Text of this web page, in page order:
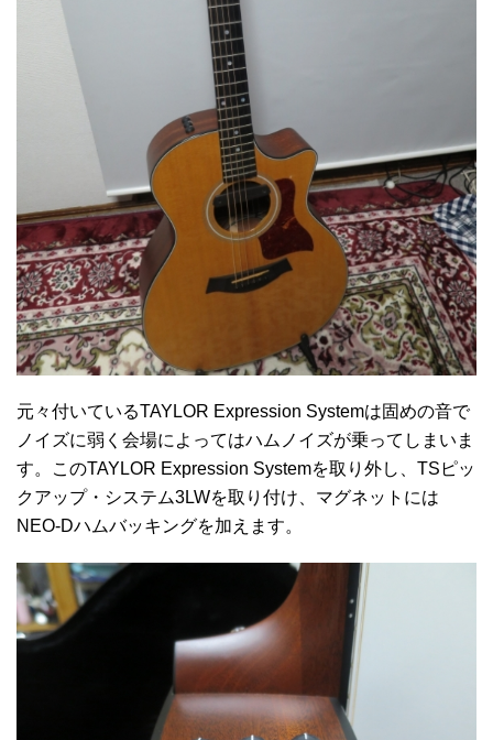
元々付いているTAYLOR Expression Systemは固めの音で
ノイズに弱く会場によってはハムノイズが乗ってしまいま
す。このTAYLOR Expression Systemを取り外し、TSピッ
クアップ・システム3LWを取り付け、マグネットには
NEO-Dハムバッキングを加えます。